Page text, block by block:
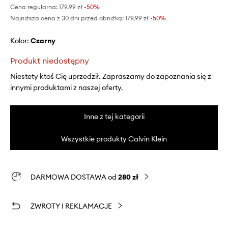
Cena regularna: 179,99 zł -50%
Najniższa cena z 30 dni przed obniżką: 179,99 zł -50%
Kolor: czarny
Produkt niedostępny
Niestety ktoś Cię uprzedził. Zapraszamy do zapoznania się z
innymi produktami z naszej oferty.
Inne z tej kategorii
Wszystkie produkty Calvin Klein
DARMOWA DOSTAWA od 280 zł
ZWROTY I REKLAMACJE